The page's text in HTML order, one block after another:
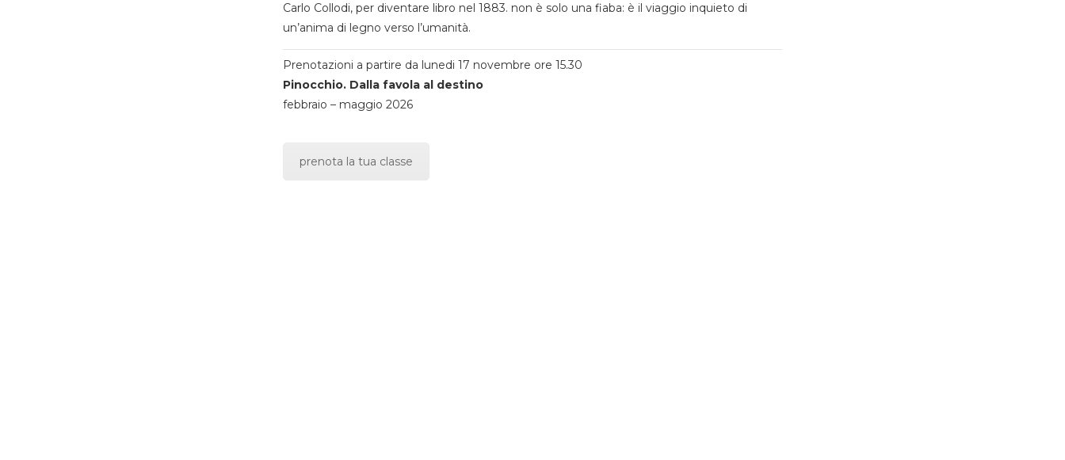
Carlo Collodi, per diventare libro nel 1883. non è solo una fiaba: è il viaggio inquieto di
un’anima di legno verso l’umanità.
Prenotazioni a partire da lunedi 17 novembre ore 15.30
Pinocchio. Dalla favola al destino
febbraio – maggio 2026
prenota la tua classe